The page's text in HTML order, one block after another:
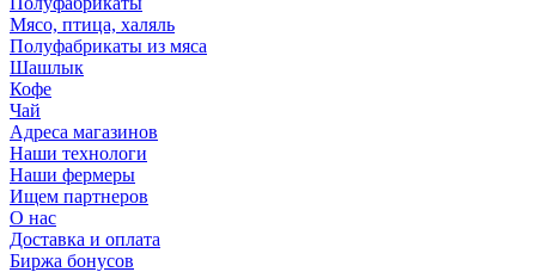
Мясо, птица, халяль
Полуфабрикаты из мяса
Шашлык
Кофе
Чай
Адреса магазинов
Наши технологи
Наши фермеры
Ищем партнеров
О нас
Доставка и оплата
Биржа бонусов